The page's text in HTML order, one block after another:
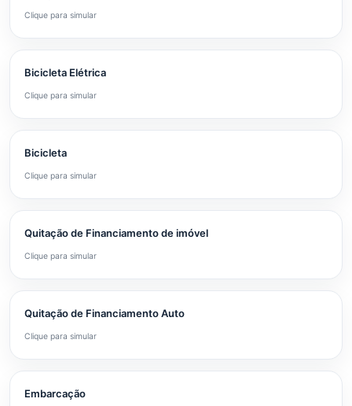
Clique para simular
Bicicleta Elétrica
Clique para simular
Bicicleta
Clique para simular
Quitação de Financiamento de imóvel
Clique para simular
Quitação de Financiamento Auto
Clique para simular
Embarcação